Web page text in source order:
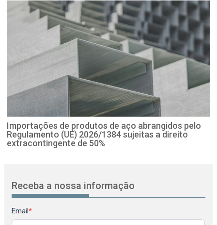
Importações de produtos de aço abrangidos pelo
Regulamento (UE) 2026/1384 sujeitas a direito
extracontingente de 50%
Receba a nossa informação
Newsletter
Email*